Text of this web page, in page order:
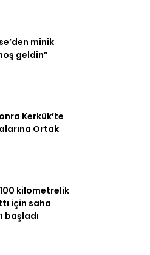
minik
geldin”
Kerkük’te
Ortak
100 kilometrelik
için saha
başladı